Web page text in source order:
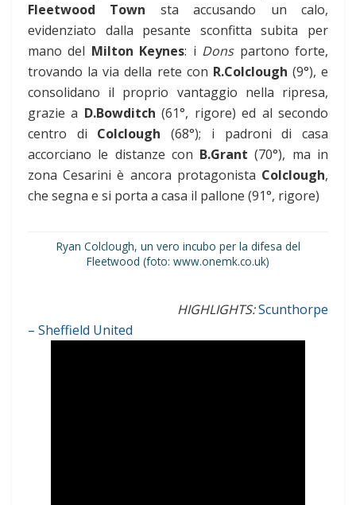
Fleetwood Town sta accusando un calo,
evidenziato dalla pesante sconfitta subita per
mano del Milton Keynes: i Donspartono forte,
trovando la via della rete con R.Colclough (9°), e
consolidano il proprio vantaggio nella ripresa,
grazie a D.Bowditch (61°, rigore) ed al secondo
centro di Colclough (68°); i padroni di casa
accorciano le distanze con B.Grant (70°), ma in
zona Cesarini è ancora protagonista Colclough,
che segna e si porta a casa il pallone (91°, rigore)
Ryan Colclough, un vero incubo per la difesa del
Fleetwood (foto: www.onemk.co.uk)
HIGHLIGHTS:Scunthorpe
– Sheffield United